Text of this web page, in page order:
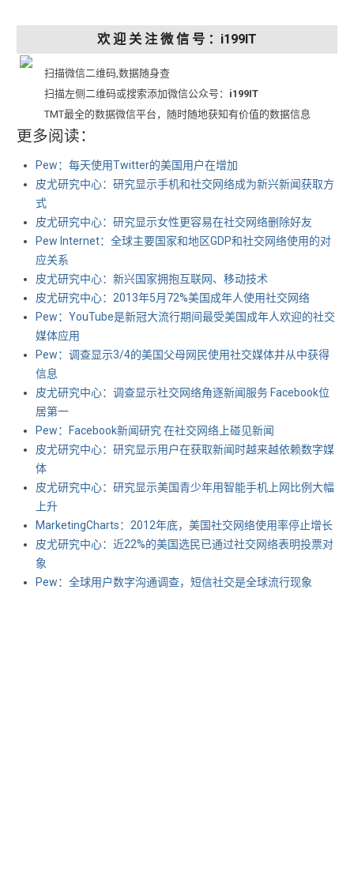
欢 迎 关 注 微 信 号 ：i199IT
扫描微信二维码,数据随身查
扫描左侧二维码或搜索添加微信公众号： i199IT
TMT最全的数据微信平台，随时随地获知有价值的数据信息
更多阅读：
Pew：每天使用Twitter的美国用户在增加
皮尤研究中心：研究显示手机和社交网络成为新兴新闻获取方
式
皮尤研究中心：研究显示女性更容易在社交网络删除好友
Pew Internet：全球主要国家和地区GDP和社交网络使用的对
应关系
皮尤研究中心：新兴国家拥抱互联网、移动技术
皮尤研究中心：2013年5月72%美国成年人使用社交网络
Pew：YouTube是新冠大流行期间最受美国成年人欢迎的社交
媒体应用
Pew：调查显示3/4的美国父母网民使用社交媒体并从中获得
信息
皮尤研究中心：调查显示社交网络角逐新闻服务 Facebook位
居第一
Pew：Facebook新闻研究 在社交网络上碰见新闻
皮尤研究中心：研究显示用户在获取新闻时越来越依赖数字媒
体
皮尤研究中心：研究显示美国青少年用智能手机上网比例大幅
上升
MarketingCharts：2012年底，美国社交网络使用率停止增长
皮尤研究中心：近22%的美国选民已通过社交网络表明投票对
象
Pew：全球用户数字沟通调查，短信社交是全球流行现象